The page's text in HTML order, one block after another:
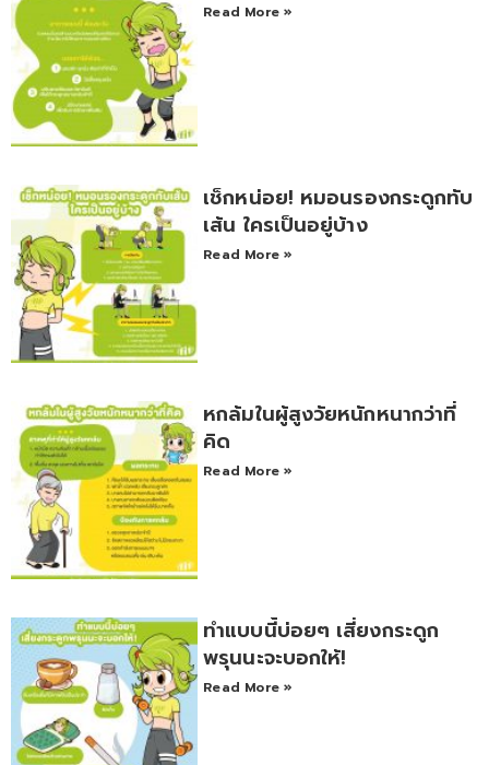
Read More »
เช็กหน่อย! หมอนรองกระดูกทับ
เส้น ใครเป็นอยู่บ้าง
Read More »
หกล้มในผู้สูงวัยหนักหนากว่าที่
คิด
Read More »
ทำแบบนี้บ่อยๆ เสี่ยงกระดูก
พรุนนะจะบอกให้!
Read More »